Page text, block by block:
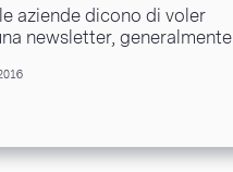
aziende dicono di voler
newsletter, generalmente